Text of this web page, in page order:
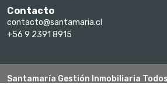
Contacto
contacto@santamaria.cl
+56 9 2391 8915
Santamaría Gestión Inmobiliaria